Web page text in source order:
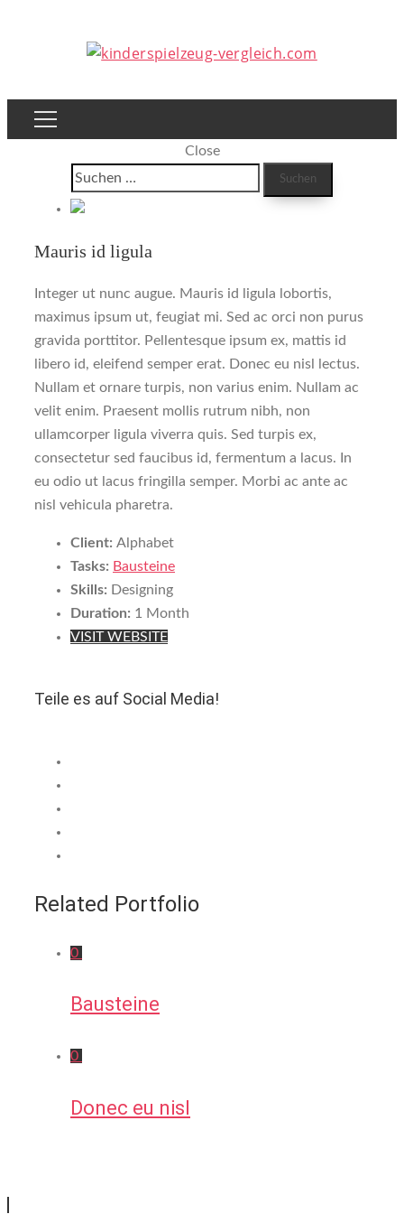
Close
Suchen
nach:
Mauris id ligula
Integer ut nunc augue. Mauris id ligula lobortis,
maximus ipsum ut, feugiat mi. Sed ac orci non purus
gravida porttitor. Pellentesque ipsum ex, mattis id
libero id, eleifend semper erat. Donec eu nisl lectus.
Nullam et ornare turpis, non varius enim. Nullam ac
velit enim. Praesent mollis rutrum nibh, non
ullamcorper ligula viverra quis. Sed turpis ex,
consectetur sed faucibus id, fermentum a lacus. In
eu odio ut lacus fringilla semper. Morbi ac ante ac
nisl vehicula pharetra.
Client: Alphabet
Tasks: Bausteine
Skills: Designing
Duration: 1 Month
VISIT WEBSITE
Teile es auf Social Media!
Related Portfolio
0
Bausteine
0
Donec eu nisl